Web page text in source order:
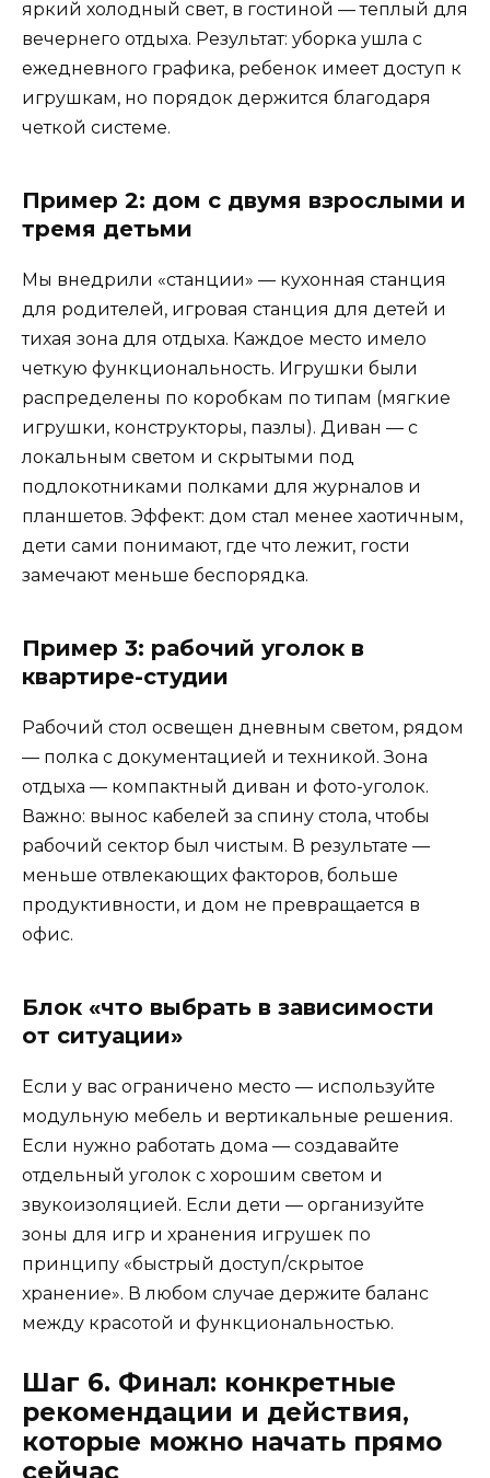
яркий холодный свет, в гостиной — теплый для
вечернего отдыха. Результат: уборка ушла с
ежедневного графика, ребенок имеет доступ к
игрушкам, но порядок держится благодаря
четкой системе.
Пример 2: дом с двумя взрослыми и
тремя детьми
Мы внедрили «станции» — кухонная станция
для родителей, игровая станция для детей и
тихая зона для отдыха. Каждое место имело
четкую функциональность. Игрушки были
распределены по коробкам по типам (мягкие
игрушки, конструкторы, пазлы). Диван — с
локальным светом и скрытыми под
подлокотниками полками для журналов и
планшетов. Эффект: дом стал менее хаотичным,
дети сами понимают, где что лежит, гости
замечают меньше беспорядка.
Пример 3: рабочий уголок в
квартире-студии
Рабочий стол освещен дневным светом, рядом
— полка с документацией и техникой. Зона
отдыха — компактный диван и фото-уголок.
Важно: вынос кабелей за спину стола, чтобы
рабочий сектор был чистым. В результате —
меньше отвлекающих факторов, больше
продуктивности, и дом не превращается в
офис.
Блок «что выбрать в зависимости
от ситуации»
Если у вас ограничено место — используйте
модульную мебель и вертикальные решения.
Если нужно работать дома — создавайте
отдельный уголок с хорошим светом и
звукоизоляцией. Если дети — организуйте
зоны для игр и хранения игрушек по
принципу «быстрый доступ/скрытое
хранение». В любом случае держите баланс
между красотой и функциональностью.
Шаг 6. Финал: конкретные
рекомендации и действия,
которые можно начать прямо
сейчас